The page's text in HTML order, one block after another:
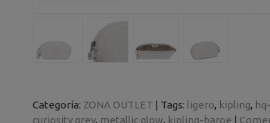
Categoría: ZONA OUTLET | Tags: ligero kipling
curiosity grey metallic glow kipling-baroe |